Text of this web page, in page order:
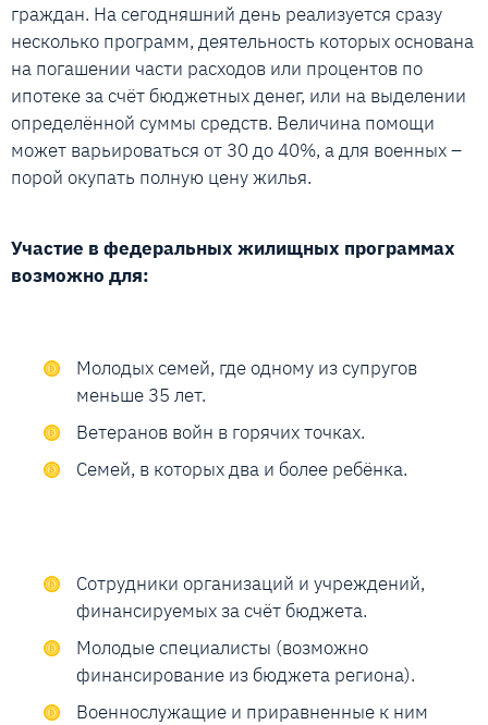
граждан. На сегодняшний день реализуется сразу
несколько программ, деятельность которых основана
на погашении части расходов или процентов по
ипотеке за счёт бюджетных денег, или на выделении
определённой суммы средств. Величина помощи
может варьироваться от 30 до 40%, а для военных –
порой окупать полную цену жилья.
Участие в федеральных жилищных программах
возможно для:
Молодых семей, где одному из супругов
меньше 35 лет.
Ветеранов войн в горячих точках.
Семей, в которых два и более ребёнка.
Сотрудники организаций и учреждений,
финансируемых за счёт бюджета.
Молодые специалисты (возможно
финансирование из бюджета региона).
Военнослужащие и приравненные к ним